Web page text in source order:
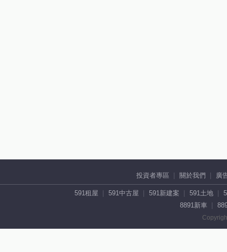
投資者專區 關於我們 廣
591租屋 591中古屋 591新建案 591土地
8891新車